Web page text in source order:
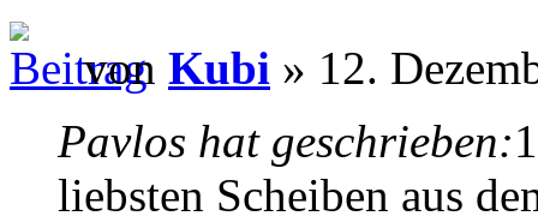
von Kubi » 12.
Pavlos hat geschrieben:
liebsten Scheiben aus